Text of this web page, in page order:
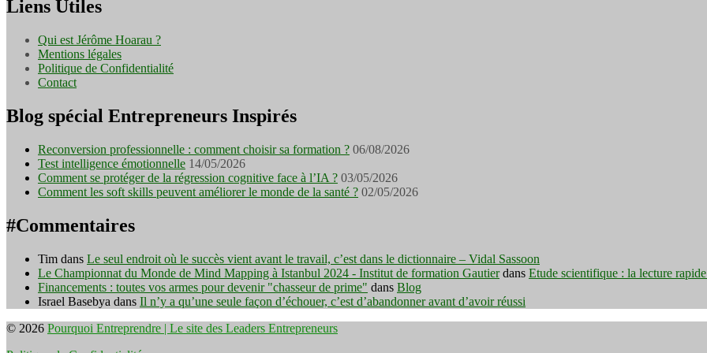
Liens Utiles
Qui est Jérôme Hoarau ?
Mentions légales
Politique de Confidentialité
Contact
Blog spécial Entrepreneurs Inspirés
Reconversion professionnelle : comment choisir sa formation ? 06/08/2026
Test intelligence émotionnelle 14/05/2026
Comment se protéger de la régression cognitive face à l’IA ? 03/05/2026
Comment les soft skills peuvent améliorer le monde de la santé ? 02/05/2026
#Commentaires
Tim dans Le seul endroit où le succès vient avant le travail, c’est dans le dictionnaire – Vidal Sassoon
Le Championnat du Monde de Mind Mapping à Istanbul 2024 - Institut de formation Gautierdans Etude scientifique : la lecture
Financements : toutes vos armes pour devenir "chasseur de prime" dans Blog
Israel Basebya dans Il n’y a qu’une seule façon d’échouer, c’est d’abandonner avant d’avoir réussi
© 2026 Pourquoi Entreprendre | Le site des Leaders Entrepreneurs